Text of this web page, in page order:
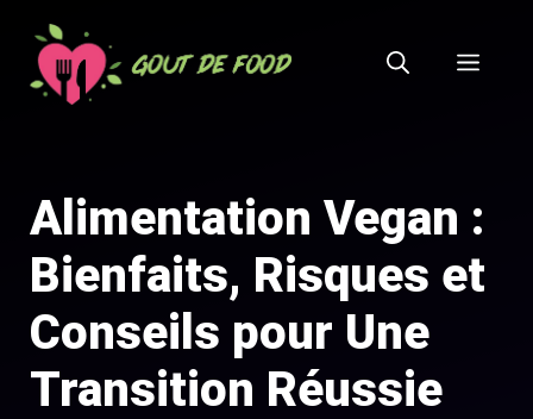
contenu
Alimentation Vegan :
Bienfaits, Risques et
Conseils pour Une
Transition Réussie